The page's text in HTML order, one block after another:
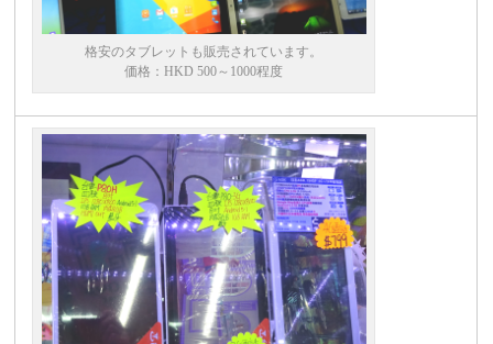
格安のタブレットも販売されています。
価格：HKD 500～1000程度